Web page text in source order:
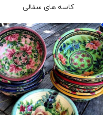
کاسه های سفالی